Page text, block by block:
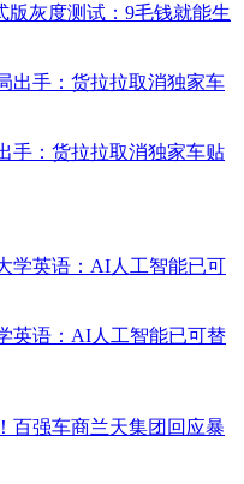
版灰度测试：9毛钱就能生
手：货拉拉取消独家车贴
英语：AI人工智能已可替